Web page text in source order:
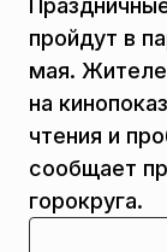
пройдут в
мая.
на
чтения и
сообщает
горокруга.